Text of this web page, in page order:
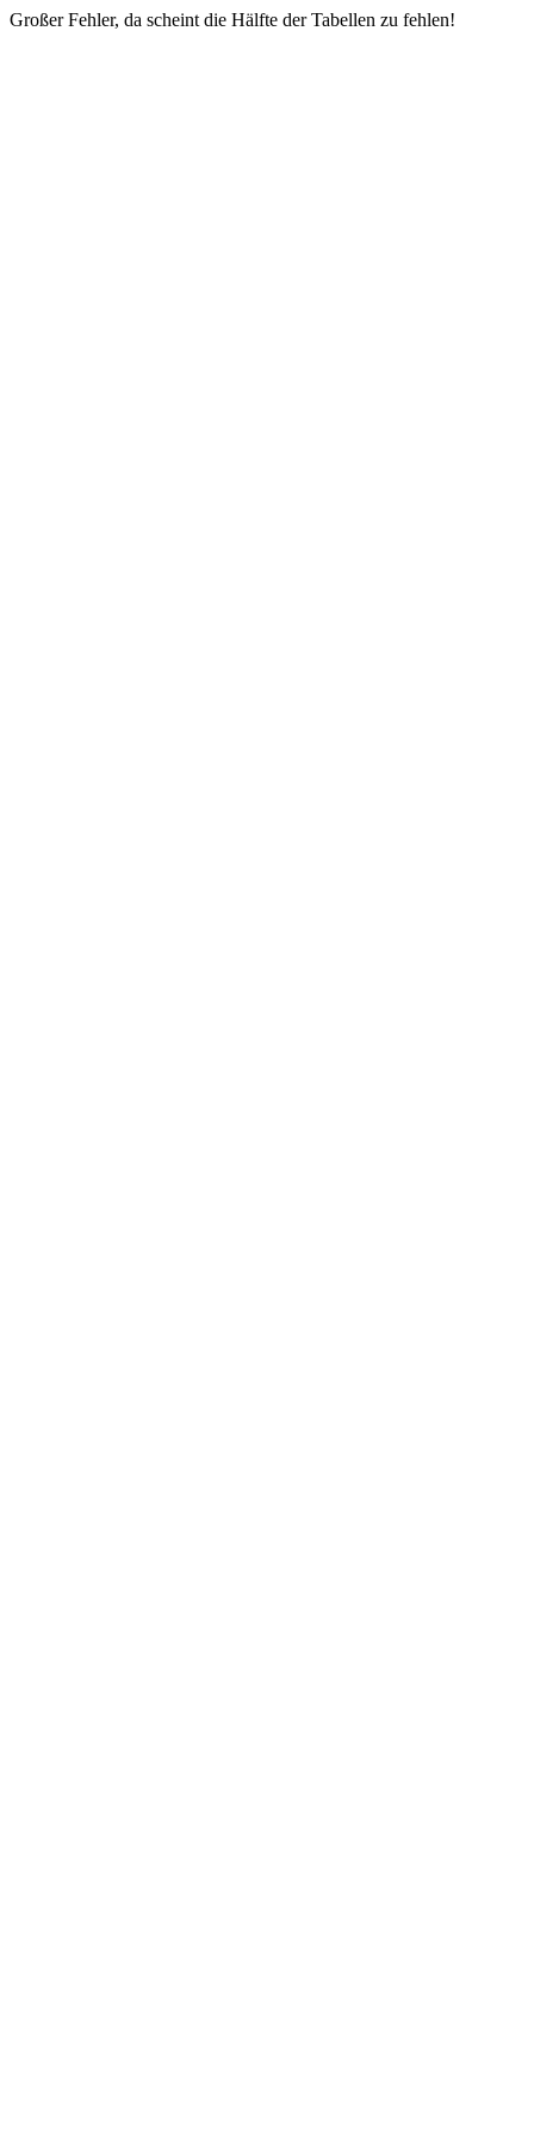
Großer Fehler, da scheint die Hälfte der Tabellen zu fehlen!